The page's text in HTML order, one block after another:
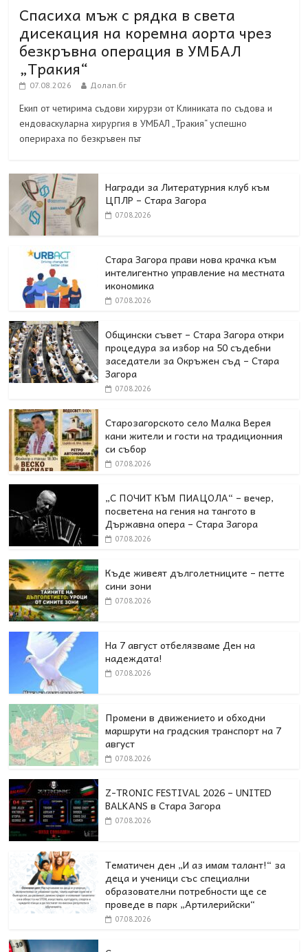
Спасиха мъж с рядка в света
дисекация на коремна аорта чрез
безкръвна операция в УМБАЛ
„Тракия“
07.08.2026 Долап.бг
Екип от четирима съдови хирурзи от Клиниката по съдова и
ендоваскуларна хирургия в УМБАЛ „Тракия“ успешно
оперираха по безкръвен път
Награди за Литературния клуб към
ЦПЛР – Стара Загора
07.08.2026
Стара Загора прави нова крачка към
интелигентно управление на местната
икономика
07.08.2026
Общински съвет – Стара Загора откри
процедура за избор на 50 съдебни
заседатели за Окръжен съд – Стара
Загора
07.08.2026
Старозагорското село Малка Верея
кани жители и гости на традиционния
си събор
07.08.2026
„С ПОЧИТ КЪМ ПИАЦОЛА“ – вечер,
посветена на гения на тангото в
Държавна опера – Стара Загора
07.08.2026
Къде живеят дълголетниците – петте
сини зони
07.08.2026
На 7 август отбелязваме Ден на
надеждата!
07.08.2026
Промени в движението и обходни
маршрути на градския транспорт на 7
август
07.08.2026
Z-TRONIC FESTIVAL 2026 – UNITED
BALKANS в Стара Загора
07.08.2026
Тематичен ден „И аз имам талант!“ за
деца и ученици със специални
образователни потребности ще се
проведе в парк „Артилерийски“
07.08.2026